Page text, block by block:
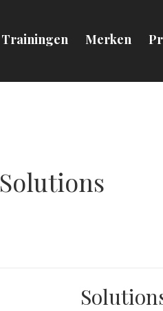
Trainingen Merken
Solutions